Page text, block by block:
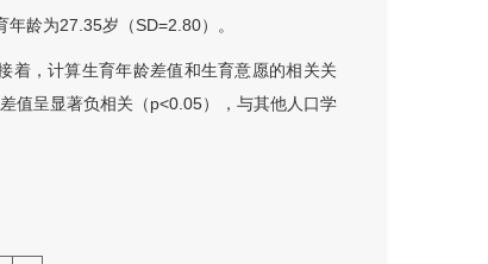
龄为27.35岁（SD=2.80）。
着，计算生育年龄差值和生育意愿的相关关
值呈显著负相关（p<0.05），与其他人口学